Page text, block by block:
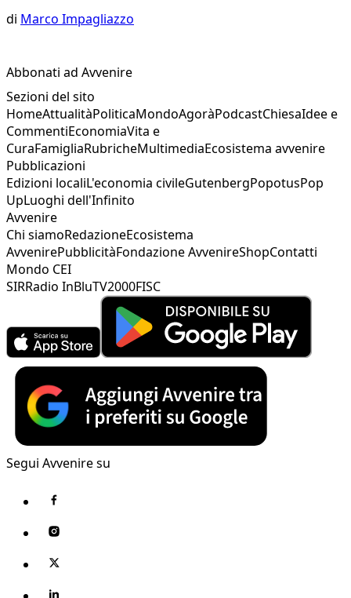
di Marco Impagliazzo
Abbonati ad Avvenire
Sezioni del sito
HomeAttualitàPoliticaMondoAgoràPodcastChiesaIdee e
CommentiEconomiaVita e
CuraFamigliaRubricheMultimediaEcosistema avvenire
Pubblicazioni
Edizioni localiL'economia civileGutenbergPopotusPop
UpLuoghi dell'Infinito
Avvenire
Chi siamoRedazioneEcosistema
AvvenirePubblicitàFondazione AvvenireShopContatti
Mondo CEI
SIRRadio InBluTV2000FISC
Segui Avvenire su